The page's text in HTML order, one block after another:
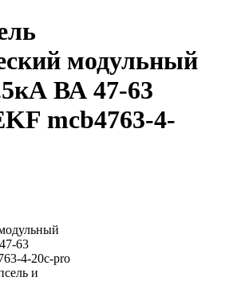
модульный
ВА 47-63
mcb4763-4-